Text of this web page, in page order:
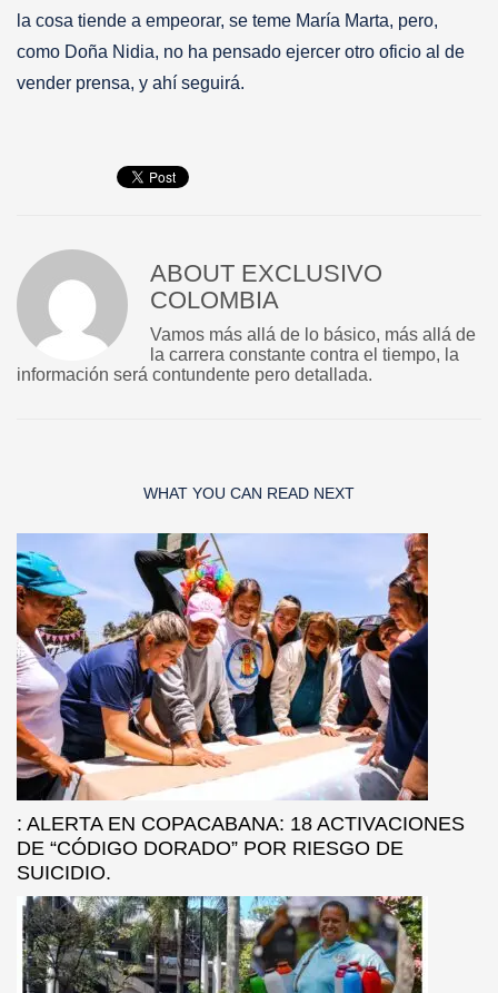
la cosa tiende a empeorar, se teme María Marta, pero,
como Doña Nidia, no ha pensado ejercer otro oficio al de
vender prensa, y ahí seguirá.
ABOUT EXCLUSIVO
COLOMBIA
Vamos más allá de lo básico, más allá de
la carrera constante contra el tiempo, la
información será contundente pero detallada.
WHAT YOU CAN READ NEXT
: ALERTA EN COPACABANA: 18 ACTIVACIONES
DE “CÓDIGO DORADO” POR RIESGO DE
SUICIDIO.